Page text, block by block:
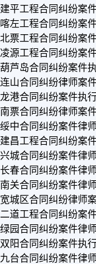
建平工程合同纠纷案
喀左工程合同纠纷案
北票工程合同纠纷案
凌源工程合同纠纷案
葫芦岛合同纠纷案件
连山合同纠纷律师案
龙港合同纠纷案件执
南票合同纠纷律师案
绥中合同纠纷案件律
建昌工程合同纠纷案
兴城合同纠纷案件律
长春合同纠纷案件律
南关合同纠纷案件律
宽城区合同纠纷律师
二道工程合同纠纷案
绿园合同纠纷案件律
双阳合同纠纷案件执
九台合同纠纷案件律